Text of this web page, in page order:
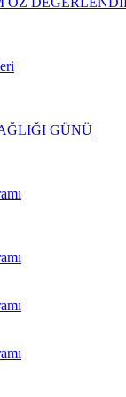
GÜNÜ